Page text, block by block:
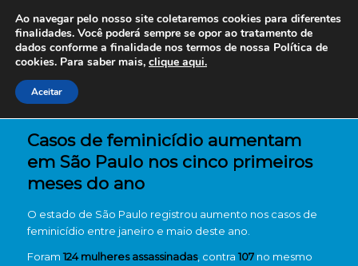
Casos de feminicídio aumentam
em São Paulo nos cinco primeiros
meses do ano
O estado de São Paulo registrou aumento nos casos de
feminicídio entre janeiro e maio deste ano.
Foram 124 mulheres assassinadas, contra 107no mesmo
Ao navegar pelo nosso site coletaremos cookies para diferentes
finalidades. Você poderá sempre se opor ao tratamento de
dados conforme a finalidade nos termos de nossa Política de
cookies. Para saber mais, clique aqui.
Aceitar